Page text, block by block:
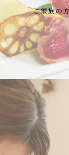
ご家族の